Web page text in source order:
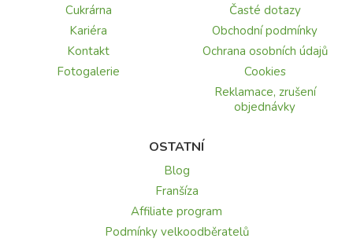
Cukrárna
Kariéra
Kontakt
Fotogalerie
Časté dotazy
Obchodní podmínky
Ochrana osobních údajů
Cookies
Reklamace, zrušení
objednávky
OSTATNÍ
Blog
Franšíza
Affiliate program
Podmínky velkoodběratelů